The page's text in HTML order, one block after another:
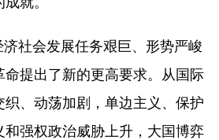
济社会发展任务艰巨、形势严峻
提出了新的更高要求。从国际
、动荡加剧，单边主义、保护
和强权政治威胁上升，大国博弈